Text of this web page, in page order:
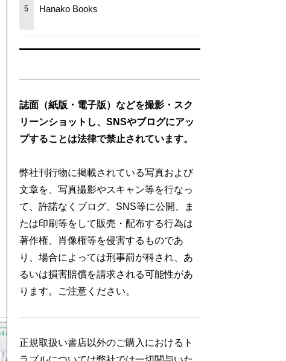
5 Hanako Books
誌面（紙版・電子版）などを撮影・スク
リーンショットし、SNSやブログにアッ
プすることは法律で禁止されています。
弊社刊行物に掲載されている写真および
文章を、写真撮影やスキャン等を行なっ
て、許諾なくブログ、SNS等に公開、ま
たは印刷等をして販売・配布する行為は
著作権、肖像権等を侵害するものであ
り、場合によっては刑事罰が科され、あ
るいは損害賠償を請求される可能性があ
ります。ご注意ください。
正規取扱い書店以外のご購入におけるト